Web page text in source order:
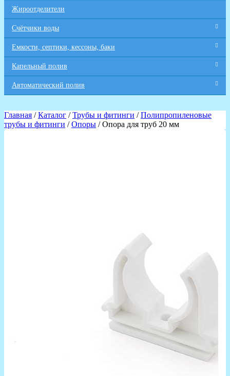
Жироотделители
Счётчики воды
Емкости, септики, кессоны, баки
Капельный полив
Автоматический полив
Главная /Каталог /Трубы и фитинги /Полипропиленовые
трубы и фитинги /Опоры / Опора для труб 20 мм